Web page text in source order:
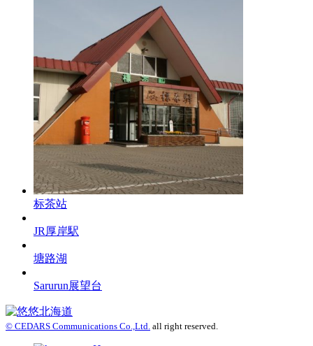
标茶站
JR厚岸駅
塘路湖
Sarurun展望台
© CEDARS Communications Co.,Ltd. all right reserved.